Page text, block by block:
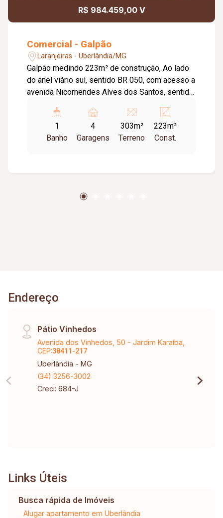
R$ 984.459,00 V
Comercial - Galpão
Laranjeiras - Uberlândia/MG
Galpão medindo 223m² de construção, Ao lado
do anel viário sul, sentido BR 050, com acesso a
avenida Nicomendes Alves dos Santos, sentido
Portas automáticas, - Alvenaria convencional, -
Estacionamento com capacidade para 04
veículos, - Piso em concreto usinado.
1
Banho
4
Garagens
303m²
Terreno
223m²
Const.
Endereço
Pátio Vinhedos
Avenida dos Vinhedos, 50 - Jardim Karaíba,
CEP:38411-217
Uberlândia - MG
(34) 3256-3002
Creci: 684-J
Links Úteis
Busca rápida de Imóveis
Alugar apartamento em Uberlândia